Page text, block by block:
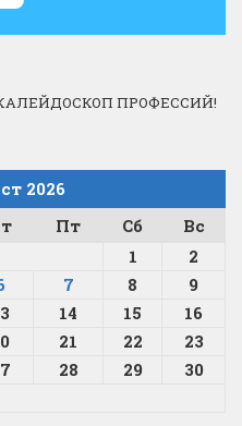
КАЛЕЙДОСКОП ПРОФЕССИЙ!
2026
Пт Сб
Вс
1
2
7 8
9
14 15
16
21 22
23
28 29
30